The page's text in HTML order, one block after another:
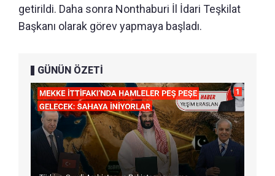
getirildi. Daha sonra Nonthaburi İl İdari Teşkilat
Başkanı olarak görev yapmaya başladı.
GÜNÜN ÖZETİ